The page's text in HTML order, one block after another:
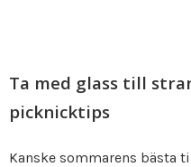
Ta med glass till
picknicktips
Kanske sommarens bästa